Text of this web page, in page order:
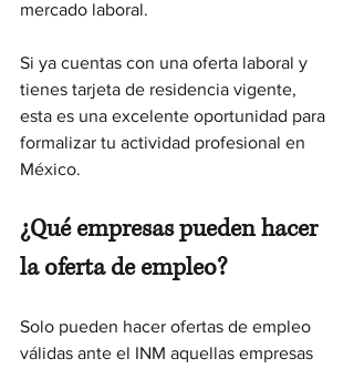
mercado laboral.
Si ya cuentas con una oferta laboral y
tienes tarjeta de residencia vigente,
esta es una excelente oportunidad para
formalizar tu actividad profesional en
México.
¿Qué empresas pueden hacer
la oferta de empleo?
Solo pueden hacer ofertas de empleo
válidas ante el INM aquellas empresas